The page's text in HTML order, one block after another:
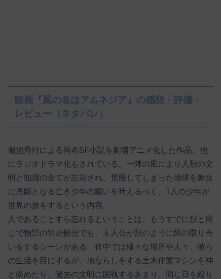
映画『風の名はアムネジア』の感想・評価・
レビュー（ネタバレ）
菊池秀行による同名SF小説を劇場アニメ化した作品。他
にラジオドラマ化もされている。一陣の風により人類の文
明と知識の全てが忘却され、荒廃してしまった地球を舞台
に恩師となる亡き少年の願いを叶えるべく、1人の少年が
世界の旅をするという内容。
人であることすら忘れるということは、もうすでに獣と同
じで物語の冒頭部分でも、主人公が獣のように餌の取り合
いをするシーンがある。作中では様々な場所や人々、彼ら
の生活を目にするが、地ならしをする土木作業マシンを神
と崇めたり、過去の文明に固執するあまり、同じ日を繰り